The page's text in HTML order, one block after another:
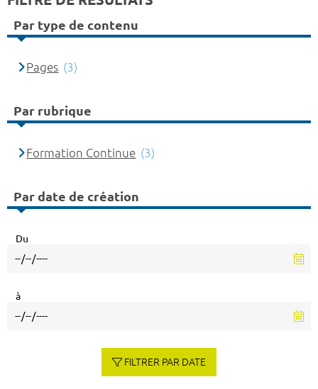
Par type de contenu
Pages (3)
Par rubrique
Formation Continue (3)
Par date de création
Du
à
FILTRER PAR DATE